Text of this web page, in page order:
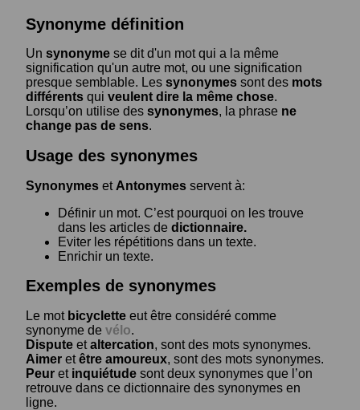
Synonyme définition
Un synonyme se dit d'un mot qui a la même
signification qu'un autre mot, ou une signification
presque semblable. Les synonymes sont des mots
différents qui veulent dire la même chose.
Lorsqu’on utilise des synonymes, la phrase ne
change pas de sens.
Usage des synonymes
Synonymes et Antonymes servent à:
Définir un mot. C’est pourquoi on les trouve
dans les articles de dictionnaire.
Eviter les répétitions dans un texte.
Enrichir un texte.
Exemples de synonymes
Le mot bicyclette eut être considéré comme
synonyme de vélo.
Dispute etaltercation, sont des mots synonymes.
Aimer etêtre amoureux, sont des mots synonymes.
Peur et inquiétude sont deux synonymes que l’on
retrouve dans ce dictionnaire des synonymes en
ligne.